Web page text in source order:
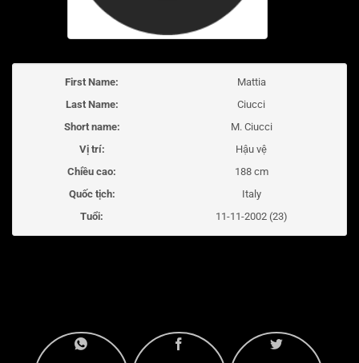
First Name:
Mattia
Last Name:
Ciucci
Short name:
M. Ciucci
Vị trí:
Hậu vệ
Chiều cao:
188 cm
Quốc tịch:
Italy
Tuổi:
11-11-2002 (23)